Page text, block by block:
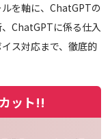
を軸に、ChatGPTの
ChatGPTに係る仕入
ス対応まで、徹底的
ット!!